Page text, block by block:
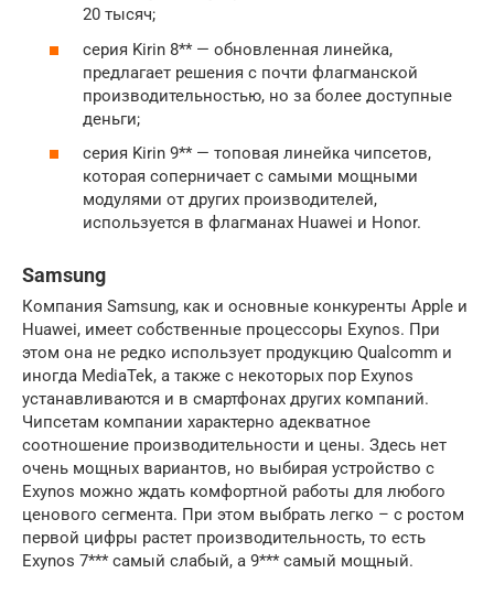
20 тысяч;
серия Kirin 8** — обновленная линейка,
предлагает решения с почти флагманской
производительностью, но за более доступные
деньги;
серия Kirin 9** — топовая линейка чипсетов,
которая соперничает с самыми мощными
модулями от других производителей,
используется в флагманах Huawei и Honor.
Samsung
Компания Samsung, как и основные конкуренты Apple и
Huawei, имеет собственные процессоры Exynos. При
этом она не редко использует продукцию Qualcomm и
иногда MediaTek, а также с некоторых пор Exynos
устанавливаются и в смартфонах других компаний.
Чипсетам компании характерно адекватное
соотношение производительности и цены. Здесь нет
очень мощных вариантов, но выбирая устройство с
Exynos можно ждать комфортной работы для любого
ценового сегмента. При этом выбрать легко – с ростом
первой цифры растет производительность, то есть
Exynos 7*** самый слабый, а 9*** самый мощный.